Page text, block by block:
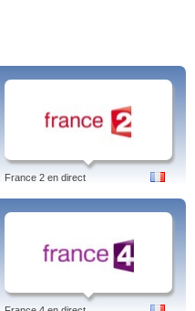
offre l'accès aux chaînes de
de faire vos recherches par
si vous recherchez un journal
vous y trouverez tous les
replay.
comme émission de l'été
voisins, Lame de fond, Le prix du
le fameux animateur Jean-Pierre
retrouver sur TF1
France 2 en direct